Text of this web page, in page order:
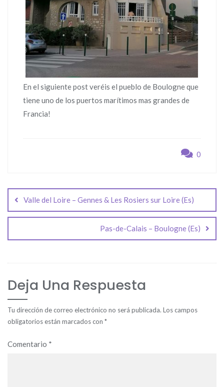
En el siguiente post veréis el pueblo de Boulogne que
tiene uno de los puertos marítimos mas grandes de
Francia!
0
de
entradas
Valle del Loire – Gennes & Les Rosiers sur Loire (Es)
Pas-de-Calais – Boulogne (Es)
Deja Una Respuesta
Tu dirección de correo electrónico no será publicada. Los campos
obligatorios están marcados con *
Comentario *